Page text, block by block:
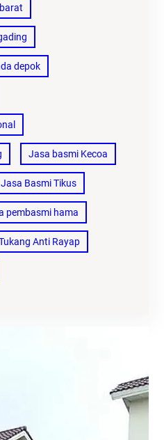
depok
Jasa basmi Kecoa
Jasa Basmi Tikus
pembasmi hama
Anti Rayap